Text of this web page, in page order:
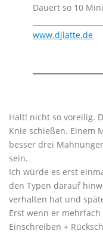
Dauert so 10
www.djlatte.de
Halt! nicht so voreilig.
Knie schießen. Einem
besser drei
sein.
Ich würde es erst
den Typen darauf
verhalten hat und
Erst wenn er
Einschreiben +